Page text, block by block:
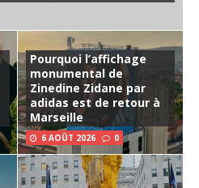
Pourquoi l’affichage
monumental de
Zinedine Zidane par
adidas est de retour à
Marseille
6 AOÛT 2026 0